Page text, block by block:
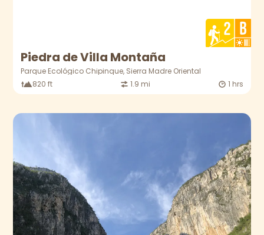
Piedra de Villa Montaña
Parque Ecológico Chipinque, Sierra Madre Oriental
820 ft
1.9 mi 1 hrs